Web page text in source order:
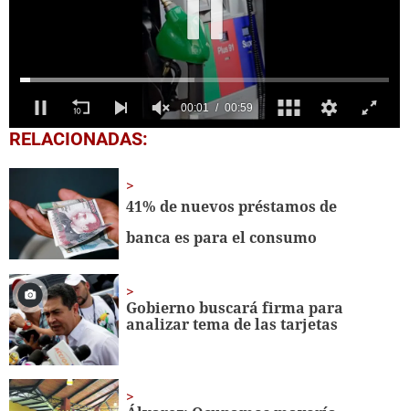
0
seconds
seconds
RELACIONADAS:
41% de nuevos préstamos de
banca es para el consumo
Gobierno buscará firma para
analizar tema de las tarjetas